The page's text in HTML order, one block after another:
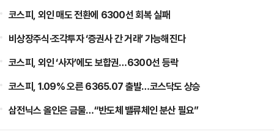
코스피, 외인 매도 전환에 6300선 회복 실패
비상장주식·조각투자 ‘증권사 간 거래’ 가능해진다
코스피, 외인 ‘사자’에도 보합권…6300선 등락
코스피, 1.09% 오른 6365.07 출발…코스닥도 상승
삼전닉스 올인은 금물…“반도체 밸류체인 분산 필요”